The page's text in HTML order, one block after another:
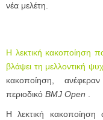
νέα μελέτη.
Η λεκτική κακοποίηση
βλάψει τη μελλοντική
κακοποίηση,
περιοδικό BMJ Open .
Η λεκτική κακοποίηση